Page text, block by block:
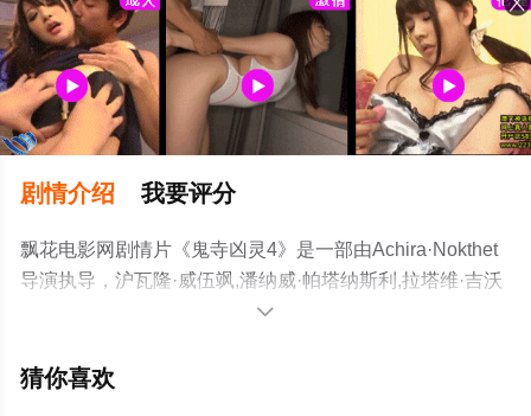
剧情介绍 我要评分
飘花电影网剧情片《鬼寺凶灵4》是一部由Achira·Nokthet
导演执导，沪瓦隆·威伍飒,潘纳威·帕塔纳斯利,拉塔维·吉沃
演绎的泰国电影，手机免费观看高清未删减完整版电影大

猜你喜欢